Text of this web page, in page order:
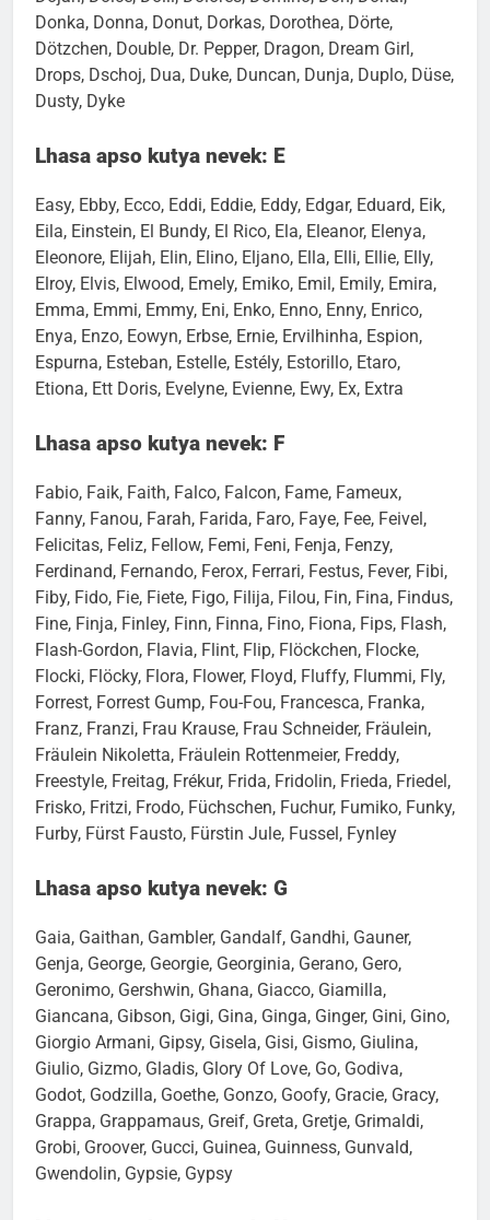
Dojan, Dolce, Dolli, Dolores, Domino, Don, Donal,
Donka, Donna, Donut, Dorkas, Dorothea, Dörte,
Dötzchen, Double, Dr. Pepper, Dragon, Dream Girl,
Drops, Dschoj, Dua, Duke, Duncan, Dunja, Duplo, Düse,
Easy, Ebby, Ecco, Eddi, Eddie, Eddy, Edgar, Eduard, Eik,
Eila, Einstein, El Bundy, El Rico, Ela, Eleanor, Elenya,
Eleonore, Elijah, Elin, Elino, Eljano, Ella, Elli, Ellie, Elly,
Elroy, Elvis, Elwood, Emely, Emiko, Emil, Emily, Emira,
Emma, Emmi, Emmy, Eni, Enko, Enno, Enny, Enrico,
Enya, Enzo, Eowyn, Erbse, Ernie, Ervilhinha, Espion,
Espurna, Esteban, Estelle, Estély, Estorillo, Etaro,
Fabio, Faik, Faith, Falco, Falcon, Fame, Fameux,
Fanny, Fanou, Farah, Farida, Faro, Faye, Fee, Feivel,
Felicitas, Feliz, Fellow, Femi, Feni, Fenja, Fenzy,
Ferdinand, Fernando, Ferox, Ferrari, Festus, Fever, Fibi,
Fiby, Fido, Fie, Fiete, Figo, Filija, Filou, Fin, Fina, Findus,
Fine, Finja, Finley, Finn, Finna, Fino, Fiona, Fips, Flash,
Flash-Gordon, Flavia, Flint, Flip, Flöckchen, Flocke,
Flocki, Flöcky, Flora, Flower, Floyd, Fluffy, Flummi, Fly,
Forrest, Forrest Gump, Fou-Fou, Francesca, Franka,
Franz, Franzi, Frau Krause, Frau Schneider, Fräulein,
Fräulein Nikoletta, Fräulein Rottenmeier, Freddy,
Freestyle, Freitag, Frékur, Frida, Fridolin, Frieda, Friedel,
Frisko, Fritzi, Frodo, Füchschen, Fuchur, Fumiko, Funky,
Gaia, Gaithan, Gambler, Gandalf, Gandhi, Gauner,
Genja, George, Georgie, Georginia, Gerano, Gero,
Geronimo, Gershwin, Ghana, Giacco, Giamilla,
Giancana, Gibson, Gigi, Gina, Ginga, Ginger, Gini, Gino,
Giorgio Armani, Gipsy, Gisela, Gisi, Gismo, Giulina,
Giulio, Gizmo, Gladis, Glory Of Love, Go, Godiva,
Godot, Godzilla, Goethe, Gonzo, Goofy, Gracie, Gracy,
Grappa, Grappamaus, Greif, Greta, Gretje, Grimaldi,
Grobi, Groover, Gucci, Guinea, Guinness, Gunvald,